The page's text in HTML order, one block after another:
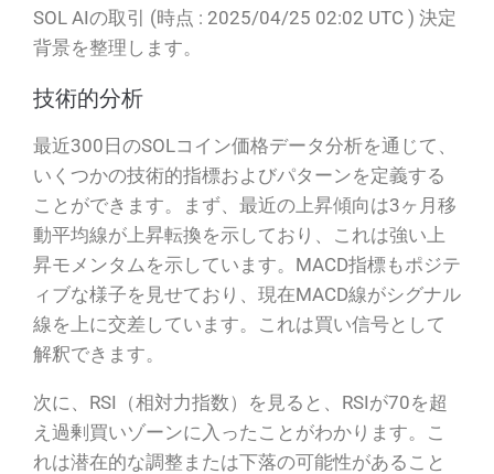
SOL AIの取引 (時点 : 2025/04/25 02:02 UTC ) 決定
背景を整理します。
技術的分析
最近300日のSOLコイン価格データ分析を通じて、
いくつかの技術的指標およびパターンを定義する
ことができます。まず、最近の上昇傾向は3ヶ月移
動平均線が上昇転換を示しており、これは強い上
昇モメンタムを示しています。MACD指標もポジテ
ィブな様子を見せており、現在MACD線がシグナル
線を上に交差しています。これは買い信号として
解釈できます。
次に、RSI（相対力指数）を見ると、RSIが70を超
え過剰買いゾーンに入ったことがわかります。こ
れは潜在的な調整または下落の可能性があること